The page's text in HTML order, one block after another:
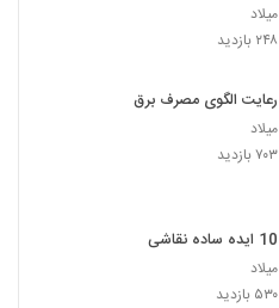
میلاد
۲۴۸ بازدید
رعایت الگوی مصرف برق
میلاد
۷۰۳ بازدید
10 ایده ساده نقاشی
میلاد
۵۳۰ بازدید